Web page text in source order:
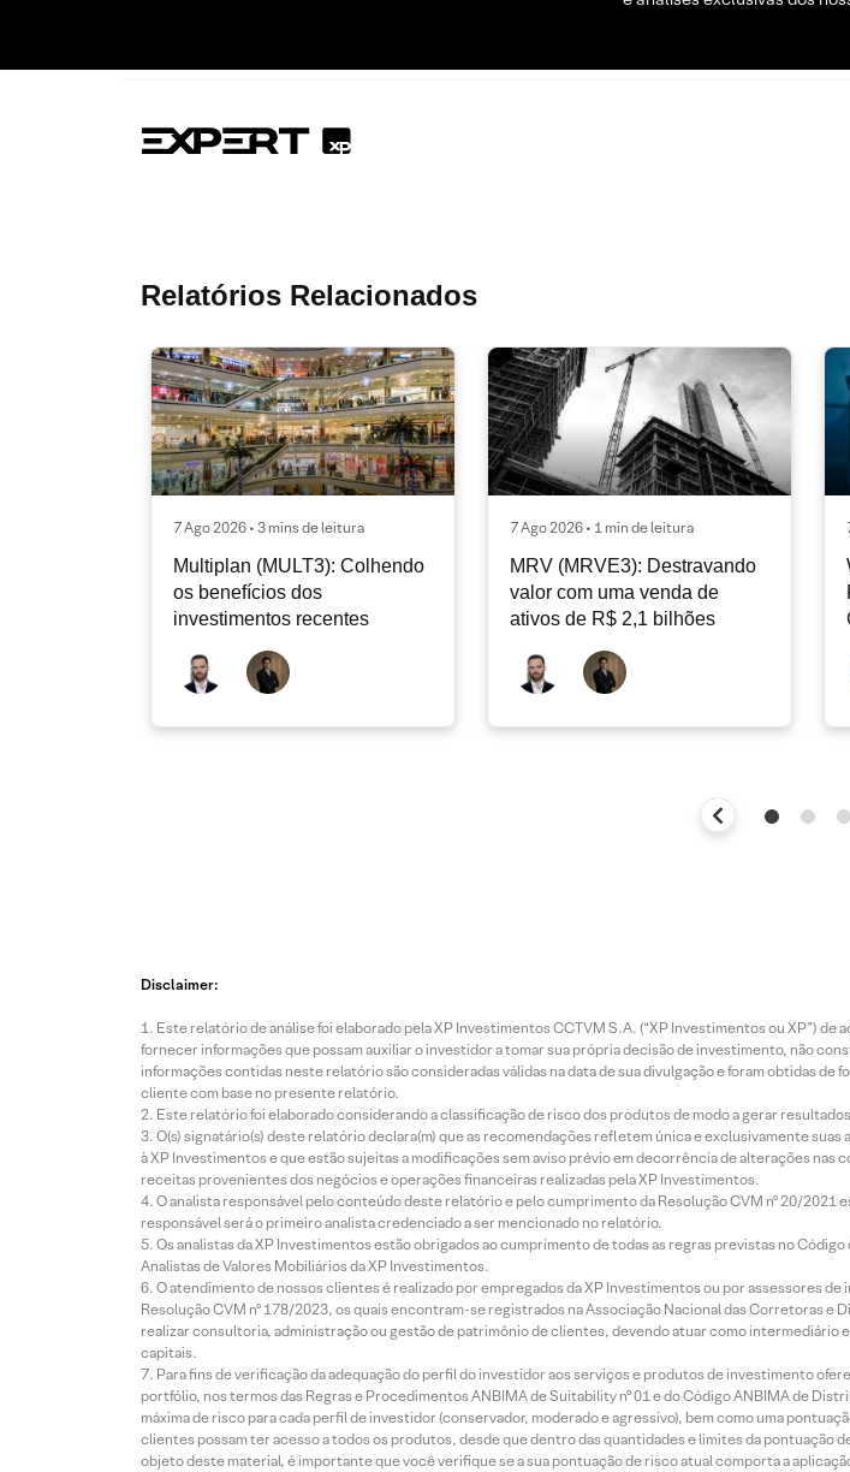
Relatórios Relacionados
7 Ago 2026 • 3 mins de leitura
Multiplan (MULT3): Colhendo
os benefícios dos
investimentos recentes
7 Ago 2026 • 1 min de leitura
MRV (MRVE3): Destravando
valor com uma venda de
ativos de R$ 2,1 bilhões
Disclaimer:
Este relatório de análise foi elaborado pela XP Investimentos CCTVM S.A. (“XP Investimentos ou XP”)
fornecer informações que possam auxiliar o investidor a tomar sua própria decisão de investimento, não
informações contidas neste relatório são consideradas válidas na data de sua divulgação e foram obtidas
cliente com base no presente relatório.
Este relatório foi elaborado considerando a classificação de risco dos produtos de modo a gerar
O(s) signatário(s) deste relatório declara(m) que as recomendações refletem única e exclusivamente
à XP Investimentos e que estão sujeitas a modificações sem aviso prévio em decorrência de alterações
receitas provenientes dos negócios e operações financeiras realizadas pela XP Investimentos.
O analista responsável pelo conteúdo deste relatório e pelo cumprimento da Resolução CVM nº 20/2021
responsável será o primeiro analista credenciado a ser mencionado no relatório.
Os analistas da XP Investimentos estão obrigados ao cumprimento de todas as regras previstas no
Analistas de Valores Mobiliários da XP Investimentos.
O atendimento de nossos clientes é realizado por empregados da XP Investimentos ou por assessores
Resolução CVM nº 178/2023, os quais encontram-se registrados na Associação Nacional das Corretoras
realizar consultoria, administração ou gestão de patrimônio de clientes, devendo atuar como intermediário
capitais.
Para fins de verificação da adequação do perfil do investidor aos serviços e produtos de investimento
portfólio, nos termos das Regras e Procedimentos ANBIMA de Suitability nº 01 e do Código ANBIMA de
máxima de risco para cada perfil de investidor (conservador, moderado e agressivo), bem como uma
clientes possam ter acesso a todos os produtos, desde que dentro das quantidades e limites da
objeto deste material, é importante que você verifique se a sua pontuação de risco atual comporta a